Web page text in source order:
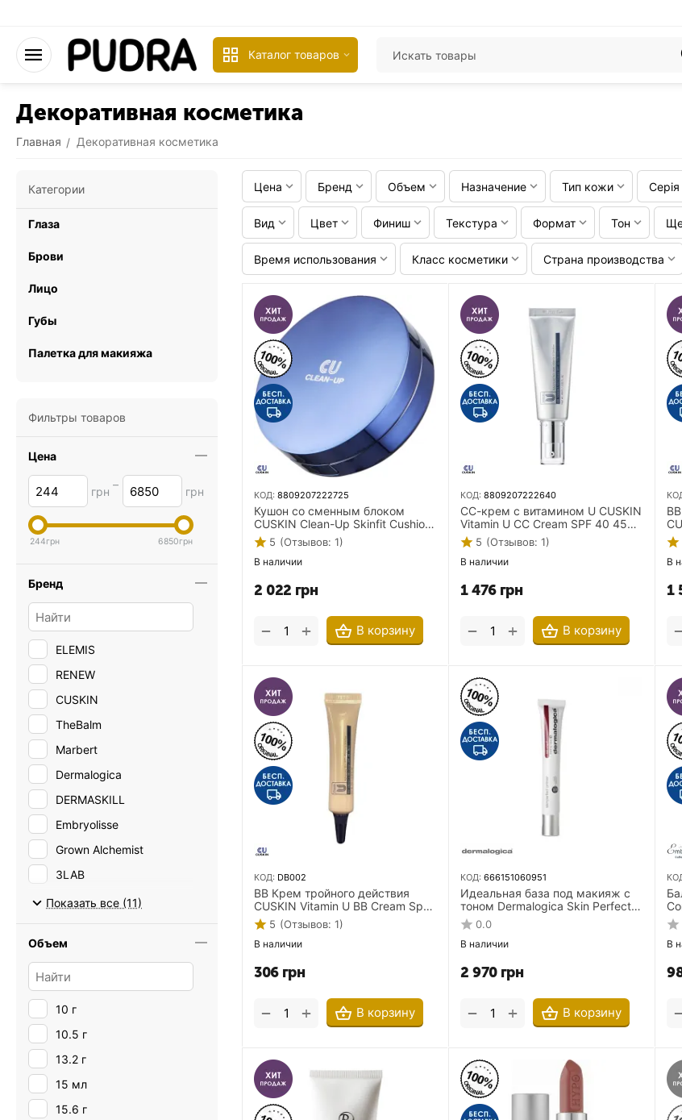
Каталог товаров
Декоративная косметика
Главная / Декоративная косметика
Цена Бренд Объем Назначение Тип кожи Серія
Вид Цвет Финиш Текстура Формат Тон
Время использования Класс косметики Страна производства
КОД: 8809207222725
Кушон со сменным блоком
CUSKIN Clean-Up Skinfit Cushion
SPF 50+ PA+++ 15 г + 15 г 21
тонн
5 (Отзывов: 1)
В наличии
2 022 грн
В корзину
+
−
КОД: 8809207222640
СС-крем с витамином U CUSKIN
Vitamin U CC Cream SPF 40 45
мл 5 (Отзывов: 1)
В наличии
1 476 грн
В корзину
+
−
В
1
КОД: DB002
BB Крем тройного действия
CUSKIN Vitamin U BB Cream Spf
28 Pa++ 7 мл
5 (Отзывов: 1)
В наличии
306 грн
В корзину
+
−
КОД: 666151060951
Идеальная база под макияж с
тоном Dermalogica Skin Perfect
Primer SPF30 22 мл
0.0
В наличии
2 970 грн
В корзину
+
−
В
Категории
Глаза
Брови
Лицо
Губы
Палетка для макияжа
Фильтры товаров
Цена
грн – грн
244грн 6850грн
Бренд
ELEMIS
RENEW
CUSKIN
TheBalm
Marbert
Dermalogica
DERMASKILL
Embryolisse
Grown Alchemist
3LAB
Bell Cosmetics
Показать все (11)
Объем
10 г
10.5 г
13.2 г
15 мл
15.6 г